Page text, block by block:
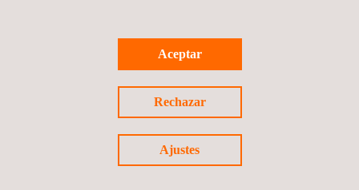
Previous brand
Aceptar
Rechazar
Ajustes